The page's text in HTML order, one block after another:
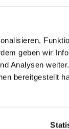
geben wir
Analysen
bereitgestellt
Etage und
Garten
und auch zu